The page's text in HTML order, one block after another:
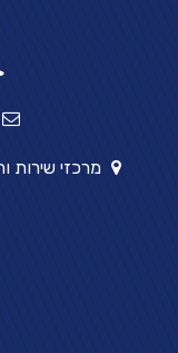
מרכזי שירות